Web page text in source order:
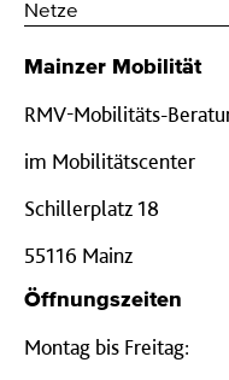
Netze
Mainzer Mobilität
RMV-Mobilitäts-
im Mobilitätscenter
Schillerplatz 18
55116 Mainz
Öffnungszeiten
Montag bis Freitag: